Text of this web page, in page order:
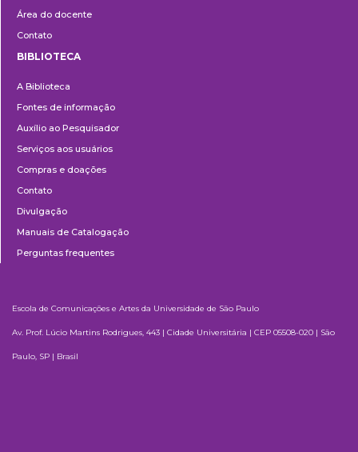
Área do docente
Contato
BIBLIOTECA
A Biblioteca
Fontes de informação
Auxílio ao Pesquisador
Serviços aos usuários
Compras e doações
Contato
Divulgação
Manuais de Catalogação
Perguntas frequentes
Escola de Comunicações e Artes da Universidade de São Paulo
Av. Prof. Lúcio Martins Rodrigues, 443 | Cidade Universitária | CEP 05508-020 | São
Paulo, SP | Brasil